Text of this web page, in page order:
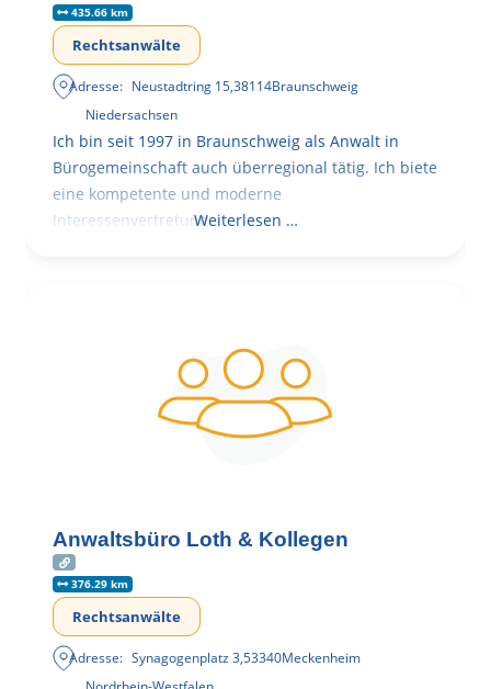
435.66 km
Rechtsanwälte
Adresse: Neustadtring 15,38114Braunschweig
Niedersachsen
Ich bin seit 1997 in Braunschweig als Anwalt in
Bürogemeinschaft auch überregional tätig. Ich biete
eine kompetente und moderne
Interessenvertretung,Weiterlesen …
Anwaltsbüro Loth & Kollegen
376.29 km
Rechtsanwälte
Adresse: Synagogenplatz 3,53340Meckenheim